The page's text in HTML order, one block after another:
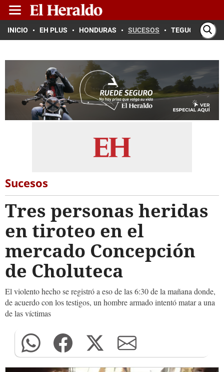
INICIO EH PLUS HONDURAS SUCESOS TEGUCIGALPA
Sucesos
Tres personas heridas
en tiroteo en el
mercado Concepción
de Choluteca
El violento hecho se registró a eso de las 6:30 de la mañana donde,
de acuerdo con los testigos, un hombre armado intentó matar a una
de las víctimas